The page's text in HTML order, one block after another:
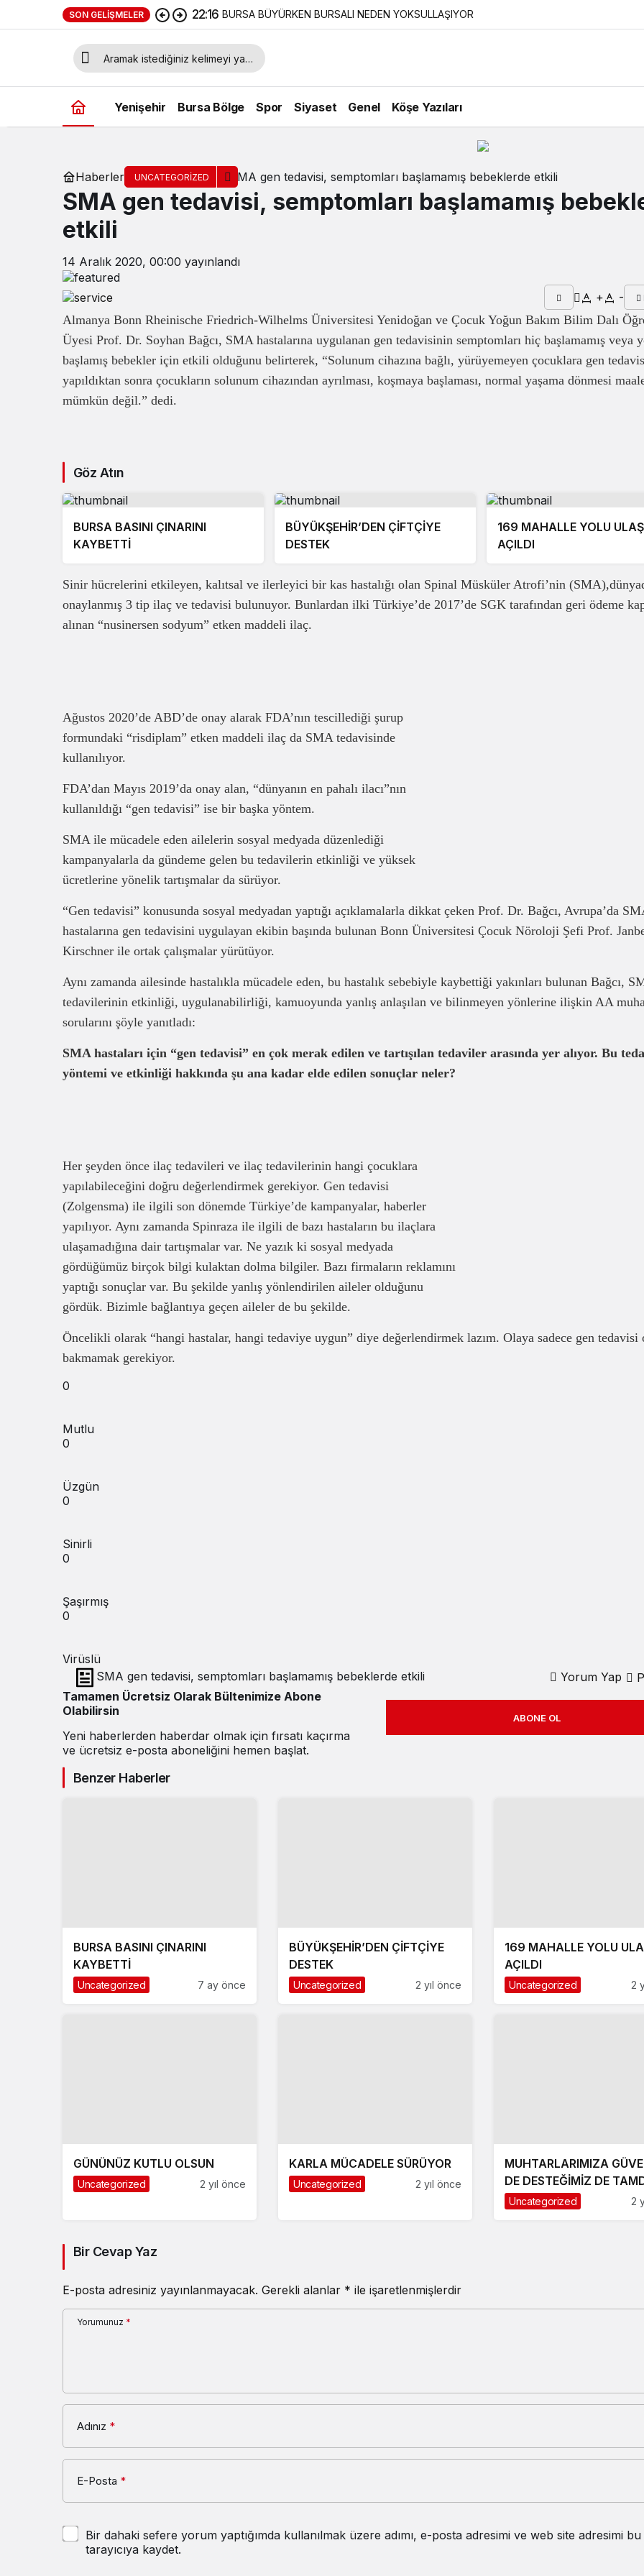
SON GELIŞMELER 22:16 BURSA BÜYÜRKEN BURSALI NEDEN YOKSULLAŞIYOR
Yenişehir Bursa Bölge Spor Siyaset Genel Köşe Yazıları
Haberler UNCATEGORIZED SMA gen tedavisi, semptomları başlamamış bebeklerde etkili
SMA gen tedavisi, semptomları başlamamış
etkili
14 Aralık 2020, 00:00 yayınlandı
+ -
Almanya Bonn Rheinische Friedrich-Wilhelms Üniversitesi Yenidoğan ve Çocuk Yoğun Bakım Bilim Dalı
Üyesi Prof. Dr. Soyhan Bağcı, SMA hastalarına uygulanan gen tedavisinin semptomları hiç başlamamış veya
başlamış bebekler için etkili olduğunu belirterek, “Solunum cihazına bağlı, yürüyemeyen çocuklara gen
yapıldıktan sonra çocukların solunum cihazından ayrılması, koşmaya başlaması, normal yaşama dönmesi
mümkün değil.” dedi.
Göz Atın
BURSA BASINI ÇINARINI
KAYBETTİ
BÜYÜKŞEHİR’DEN ÇİFTÇİYE
DESTEK
169 MAHALLE YOLU
AÇILDI
Sinir hücrelerini etkileyen, kalıtsal ve ilerleyici bir kas hastalığı olan Spinal Müsküler Atrofi’nin
onaylanmış 3 tip ilaç ve tedavisi bulunuyor. Bunlardan ilki Türkiye’de 2017’de SGK tarafından geri ödeme
alınan “nusinersen sodyum” etken maddeli ilaç.
Ağustos 2020’de ABD’de onay alarak FDA’nın tescillediği şurup
formundaki “risdiplam” etken maddeli ilaç da SMA tedavisinde
kullanılıyor.
FDA’dan Mayıs 2019’da onay alan, “dünyanın en pahalı ilacı”nın
kullanıldığı “gen tedavisi” ise bir başka yöntem.
SMA ile mücadele eden ailelerin sosyal medyada düzenlediği
kampanyalarla da gündeme gelen bu tedavilerin etkinliği ve yüksek
ücretlerine yönelik tartışmalar da sürüyor.
“Gen tedavisi” konusunda sosyal medyadan yaptığı açıklamalarla dikkat çeken Prof. Dr. Bağcı, Avrupa’da
hastalarına gen tedavisini uygulayan ekibin başında bulunan Bonn Üniversitesi Çocuk Nöroloji Şefi Prof.
Kirschner ile ortak çalışmalar yürütüyor.
Aynı zamanda ailesinde hastalıkla mücadele eden, bu hastalık sebebiyle kaybettiği yakınları bulunan Bağcı,
tedavilerinin etkinliği, uygulanabilirliği, kamuoyunda yanlış anlaşılan ve bilinmeyen yönlerine ilişkin AA
sorularını şöyle yanıtladı:
SMA hastaları için “gen tedavisi” en çok merak edilen ve tartışılan tedaviler arasında yer alıyor. Bu
yöntemi ve etkinliği hakkında şu ana kadar elde edilen sonuçlar neler?
Her şeyden önce ilaç tedavileri ve ilaç tedavilerinin hangi çocuklara
yapılabileceğini doğru değerlendirmek gerekiyor. Gen tedavisi
(Zolgensma) ile ilgili son dönemde Türkiye’de kampanyalar, haberler
yapılıyor. Aynı zamanda Spinraza ile ilgili de bazı hastaların bu ilaçlara
ulaşamadığına dair tartışmalar var. Ne yazık ki sosyal medyada
gördüğümüz birçok bilgi kulaktan dolma bilgiler. Bazı firmaların reklamını
yaptığı sonuçlar var. Bu şekilde yanlış yönlendirilen aileler olduğunu
gördük. Bizimle bağlantıya geçen aileler de bu şekilde.
Öncelikli olarak “hangi hastalar, hangi tedaviye uygun” diye değerlendirmek lazım. Olaya sadece gen tedavisi
bakmamak gerekiyor.
0
Mutlu
0
Üzgün
0
Sinirli
0
Şaşırmış
0
Virüslü
SMA gen tedavisi, semptomları başlamamış bebeklerde etkili
Yorum Yap
Tamamen Ücretsiz Olarak Bültenimize Abone
Olabilirsin
Yeni haberlerden haberdar olmak için fırsatı kaçırma
ve ücretsiz e-posta aboneliğini hemen başlat.
ABONE OL
Benzer Haberler
BURSA BASINI ÇINARINI
KAYBETTİ
Uncategorized 7 ay önce
BÜYÜKŞEHİR’DEN ÇİFTÇİYE
DESTEK
Uncategorized 2 yıl önce
169 MAHALLE YOLU
AÇILDI
Uncategorized 2
GÜNÜNÜZ KUTLU OLSUN
Uncategorized 2 yıl önce
KARLA MÜCADELE SÜRÜYOR
Uncategorized 2 yıl önce
MUHTARLARIMIZA
DE DESTEĞİMİZ DE
Uncategorized 2
Bir Cevap Yaz
E-posta adresiniz yayınlanmayacak. Gerekli alanlar * ile işaretlenmişlerdir
Yorumunuz *
Adınız *
E-Posta *
Bir dahaki sefere yorum yaptığımda kullanılmak üzere adımı, e-posta adresimi ve web site adresimi bu
tarayıcıya kaydet.